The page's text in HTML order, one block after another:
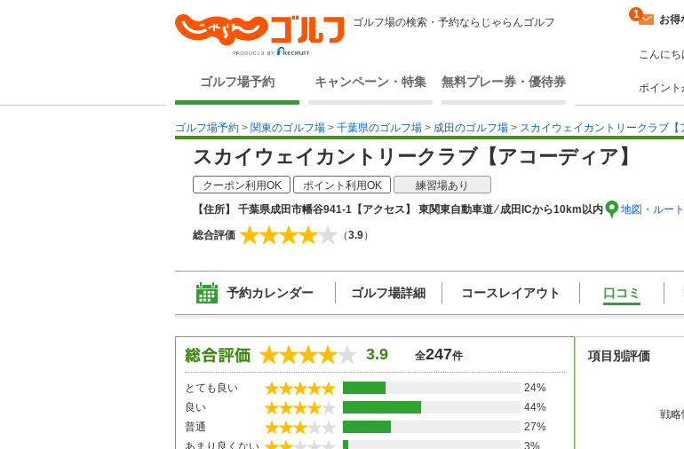
ゴルフ場の検索・予約ならじゃらんゴルフ
ゴルフ場予約 キャンペーン・特集 無料プレー券・優待券
お得
1
こんにち
ポイント
ゴルフ場予約 > 関東のゴルフ場 > 千葉県のゴルフ場 > 成田のゴルフ場 > スカイウェイカントリークラブ【
スカイウェイカントリークラブ【アコーディア】
クーポン利用OK ポイント利用OK 練習場あり
【住所】 千葉県成田市幡谷941-1 【アクセス】 東関東自動車道 ⁄ 成田ICから10km以内 地図・ルー
総合評価 （3.9）
予約カレンダー ゴルフ場詳細 コースレイアウト 口コミ
3.9 全247件
とても良い
24%
良い
44%
普通
27%
項目別評価
戦略